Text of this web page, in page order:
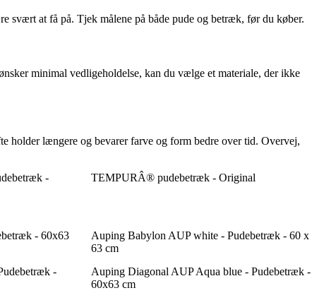
svært at få på. Tjek målene på både pude og betræk, før du køber.
minimal vedligeholdelse, kan du vælge et materiale, der ikke
længere og bevarer farve og form bedre over tid. Overvej,
-
TEMPURÂ® pudebetræk - Original
- 60x63
Auping Babylon AUP white - Pudebetræk - 60 x
63 cm
-
Auping Diagonal AUP Aqua blue - Pudebetræk -
60x63 cm